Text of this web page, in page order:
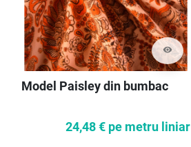
visibility
Model Paisley din bumbac
24,48 € pe metru liniar